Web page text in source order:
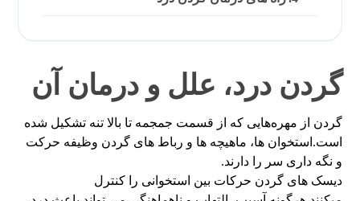
گردن درد، علل و درمان آن
گردن از مهره‌هایی که از قسمت جمجمه تا بالا تنه تشکیل شده
است.استخوان ها، ماهیچه ها و رباط های گردن وظیفه حرکت
و نگه داری سر را دارند.
دیسک های گردن حرکات بین استخوانی را کنترل